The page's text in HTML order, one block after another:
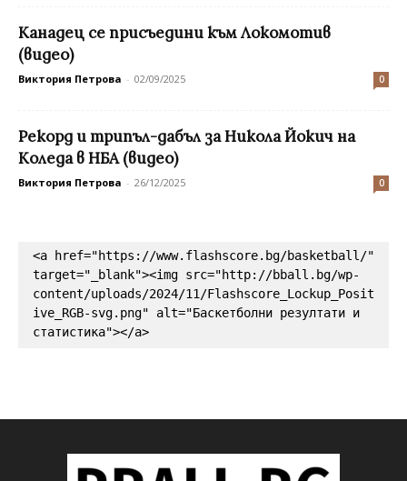
Канадец се присъедини към Локомотив
(видео)
Виктория Петрова - 02/09/2025 0
Рекорд и трипъл-дабъл за Никола Йокич на
Коледа в НБА (видео)
Виктория Петрова - 26/12/2025 0
<a href="https://www.flashscore.bg/basketball/"
target="_blank"><img src="http://bball.bg/wp-
content/uploads/2024/11/Flashscore_Lockup_Posit
ive_RGB-svg.png" alt="Баскетболни резултати и
статистика"></a>